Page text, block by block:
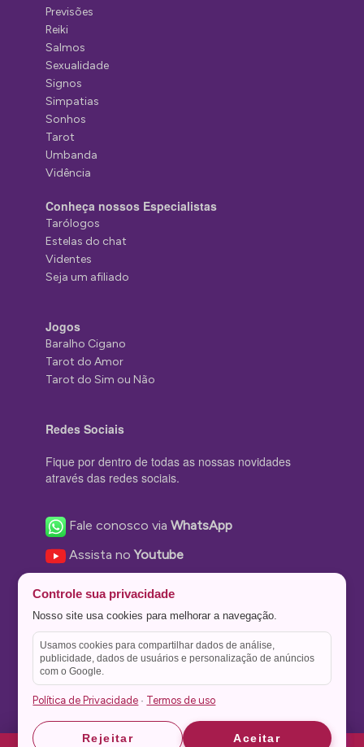
Previsões
Reiki
Salmos
Sexualidade
Signos
Simpatias
Sonhos
Tarot
Umbanda
Vidência
Conheça nossos Especialistas
Tarólogos
Estelas do chat
Videntes
Seja um afiliado
Jogos
Baralho Cigano
Tarot do Amor
Tarot do Sim ou Não
Redes Sociais
Fique por dentro de todas as nossas novidades
através das redes sociais.
Fale conosco viaWhatsApp
Assista noYoutube
Nos siga no Instagram
Nos siga noTwitter
Salve no
Controle sua privacidade
Nosso site usa cookies para melhorar a navegação.
Usamos cookies para compartilhar dados de análise,
publicidade, dados de usuários e personalização de anúncios
com o Google.
Política de Privacidade · Termos de uso
Rejeitar Aceitar